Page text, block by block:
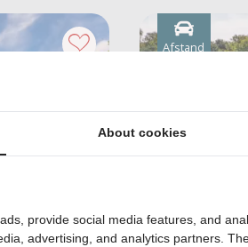
Afstand
About cookies
provide social media features, and
advertising, and analytics partners.